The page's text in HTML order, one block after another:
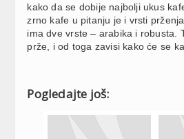
kako da se dobije najbolji ukus
zrno kafe u pitanju je i vrsti
ima dve vrste – arabika i robusta.
prže, i od toga zavisi kako će se
Pogledajte još: